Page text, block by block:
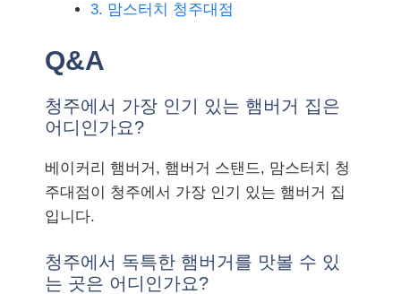
3. 맘스터치 청주대점
Q&A
청주에서 가장 인기 있는 햄버거 집은
어디인가요?
베이커리 햄버거, 햄버거 스탠드, 맘스터치 청
주대점이 청주에서 가장 인기 있는 햄버거 집
입니다.
청주에서 독특한 햄버거를 맛볼 수 있
는 곳은 어디인가요?